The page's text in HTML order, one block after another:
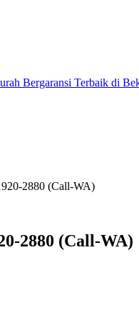
Bergaransi Terbaik di
2880 (Call-WA)
2880 (Call-WA)